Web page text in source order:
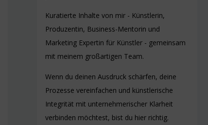
Kuratierte Inhalte von mir - Künstlerin,
Produzentin, Business-Mentorin und
Marketing Expertin für Künstler - gemeinsam
mit meinem großartigen Team.
Wenn du deinen Ausdruck schärfen, deine
Prozesse vereinfachen und künstlerische
Integrität mit unternehmerischer Klarheit
verbinden möchtest, bist du hier richtig.